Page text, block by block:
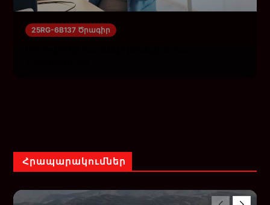
25RG-6B137 Ծրագիր
Հրապարակումներ